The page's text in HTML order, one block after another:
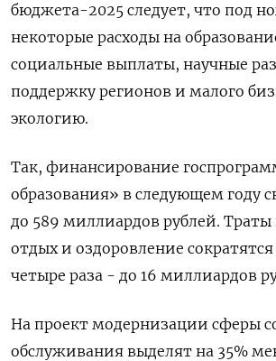
бюджета-2025 следует, что под
некоторые расходы на
социальные выплаты, научные
поддержку регионов и малого
экологию.
Так, финансирование
образования» в следующем году
до 589 миллиардов рублей. Траты
отдых и оздоровление
четыре раза - до 16 миллиардов
На проект модернизации сферы
обслуживания выделят на 35%